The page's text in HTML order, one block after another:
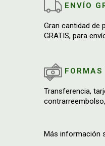
ENVÍO
Gran cantidad de
GRATIS, para
FORMAS
Transferencia,
Más información